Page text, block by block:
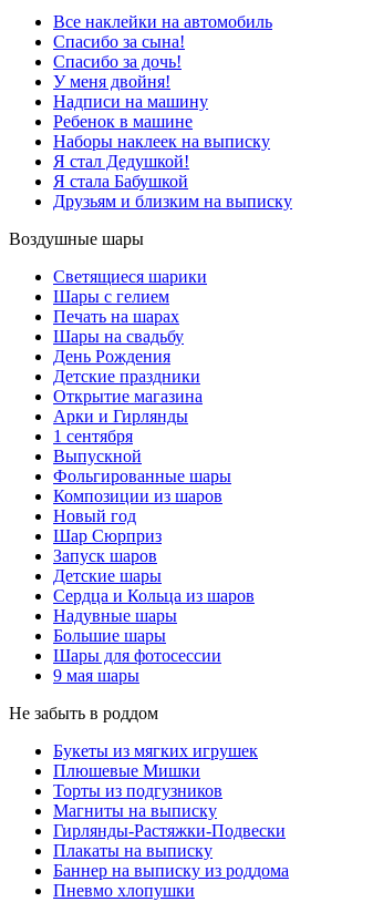
Все наклейки на автомобиль
Спасибо за сына!
Спасибо за дочь!
У меня двойня!
Надписи на машину
Ребенок в машине
Наборы наклеек на выписку
Я стал Дедушкой!
Я стала Бабушкой
Друзьям и близким на выписку
Воздушные шары
Светящиеся шарики
Шары с гелием
Печать на шарах
Шары на свадьбу
День Рождения
Детские праздники
Открытие магазина
Арки и Гирлянды
1 сентября
Выпускной
Фольгированные шары
Композиции из шаров
Новый год
Шар Сюрприз
Запуск шаров
Детские шары
Сердца и Кольца из шаров
Надувные шары
Большие шары
Шары для фотосессии
9 мая шары
Не забыть в роддом
Букеты из мягких игрушек
Плюшевые Мишки
Торты из подгузников
Магниты на выписку
Гирлянды-Растяжки-Подвески
Плакаты на выписку
Баннер на выписку из роддома
Пневмо хлопушки